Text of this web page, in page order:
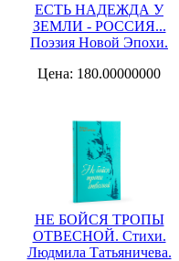
ЕСТЬ НАДЕЖДА У
ЗЕМЛИ - РОССИЯ...
Поэзия Новой Эпохи.
Цена: 180.00000000
НЕ БОЙСЯ ТРОПЫ
ОТВЕСНОЙ. Стихи.
Людмила Татьяничева.